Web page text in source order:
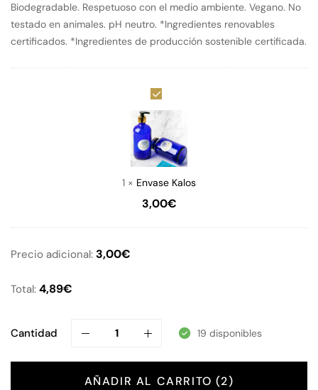
Biodegradable. Respetuoso con el medio ambiente. Vegano. No
testado en animales. pH neutro. *Ingredientes renovables
certificados. *Ingredientes de producción sostenible certificada.
Envase
Kalos
1 × Envase Kalos
3,00€
Precio adicional: 3,00€
Total: 4,89€
Cantidad 19 disponibles
AÑADIR AL CARRITO 2